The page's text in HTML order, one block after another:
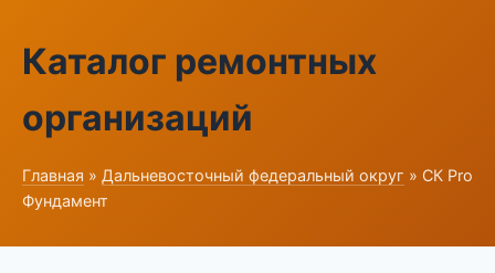
Каталог ремонтных
организаций
Главная » Дальневосточный федеральный округ » СК Pro
Фундамент